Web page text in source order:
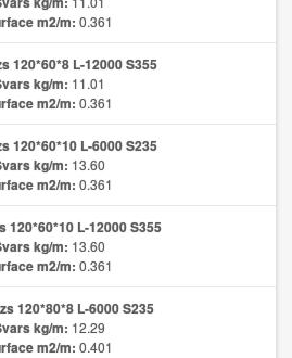
m2/m: 0.361
120*60*8 L-12000 S355
kg/m: 11.01
m2/m: 0.361
120*60*10 L-6000 S235
kg/m: 13.60
m2/m: 0.361
120*60*10 L-12000 S355
kg/m: 13.60
m2/m: 0.361
120*80*8 L-6000 S235
kg/m: 12.29
m2/m: 0.401